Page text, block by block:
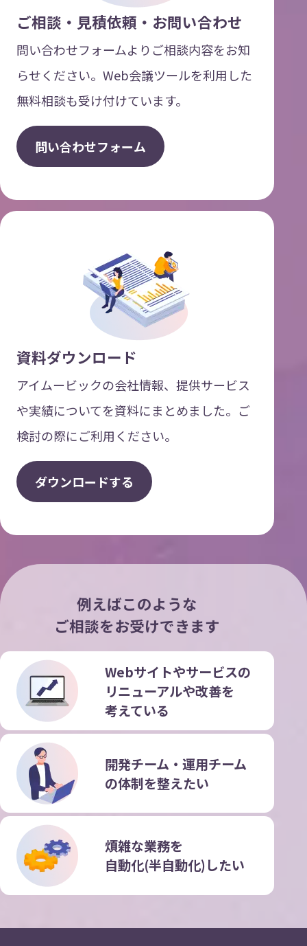
ご相談・見積依頼・お問い合わせ
問い合わせフォームよりご相談内容をお知
らせください。Web会議ツールを利用した
無料相談も受け付けています。
問い合わせフォーム
資料ダウンロード
アイムービックの会社情報、提供サービス
や実績についてを資料にまとめました。ご
検討の際にご利用ください。
ダウンロー ドする
例えばこのような
ご相談をお受けできます
Webサイトやサービスの
リニューアルや改善を
考えている
開発チーム・運用チーム
の体制を整えたい
煩雑な業務を
自動化(半自動化)したい